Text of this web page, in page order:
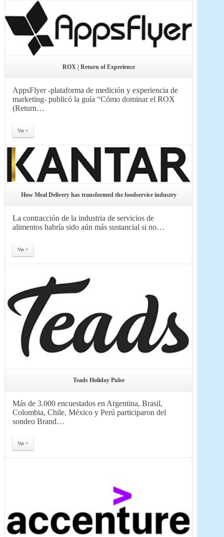
ROX | Return of Experience
AppsFlyer -plataforma de medición y experiencia de
marketing- publicó la guía “Cómo dominar el ROX
(Return…
Ver +
How Meal Delivery has transformed the foodservice industry
La contracción de la industria de servicios de
alimentos habría sido aún más sustancial si no…
Ver +
Teads Holiday Pulse
Más de 3.000 encuestados en Argentina, Brasil,
Colombia, Chile, México y Perú participaron del
sondeo Brand…
Ver +